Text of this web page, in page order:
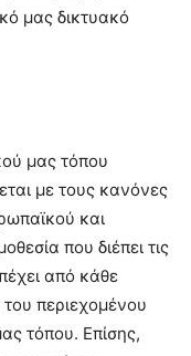
μας δικτυακό
μας τόπου
με τους κανόνες
και
που διέπει τις
από κάθε
περιεχομένου
τόπου. Επίσης,